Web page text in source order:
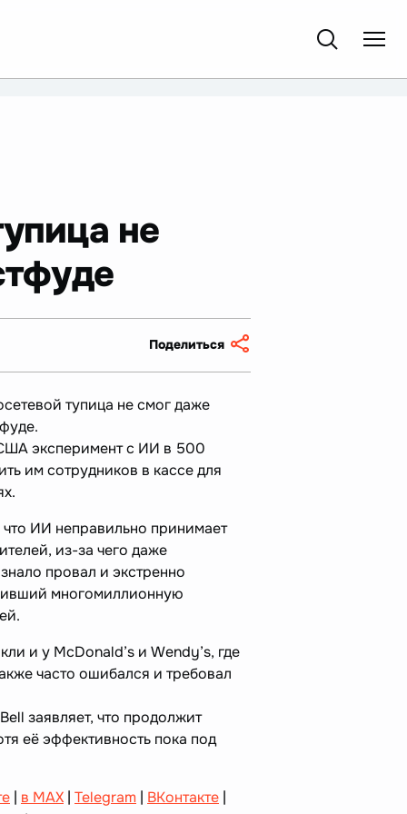
не
Поделиться
тупица не смог даже
эксперимент с ИИ в 500
им сотрудников в кассе для
ИИ неправильно принимает
из-за чего даже
провал и экстренно
многомиллионную
и у McDonald’s и Wendy’s, где
часто ошибался и требовал
заявляет, что продолжит
её эффективность пока под
| в MAX | Telegram | ВКонтакте |